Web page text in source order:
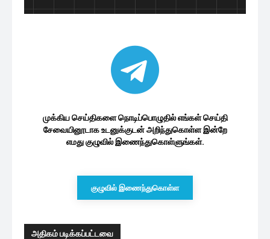
முக்கிய செய்திகளை நொடிப்பொழுதில் எங்கள் செய்தி
சேவையினூடாக உடனுக்குடன் அறிந்துகொள்ள இன்றே
எமது குழுவில் இணைந்துகொள்ளுங்கள்.
குழுவில் இணைந்துகொள்ள
அதிகம் படிக்கப்பட்டவை